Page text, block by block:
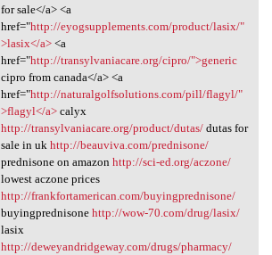
for sale</a> <a
href="http://eyogsupplements.com/product/lasix/"
>lasix</a><a
href="http://transylvaniacare.org/cipro/">generic
cipro from canada</a> <a
href="http://naturalgolfsolutions.com/pill/flagyl/"
>flagyl</a>calyx
http://transylvaniacare.org/product/dutas/dutas for
sale in uk http://beauviva.com/prednisone/
prednisone on amazon http://sci-ed.org/aczone/
lowest aczone prices
http://frankfortamerican.com/buyingprednisone/
buyingprednisone http://wow-70.com/drug/lasix/
lasix
http://deweyandridgeway.com/drugs/pharmacy/